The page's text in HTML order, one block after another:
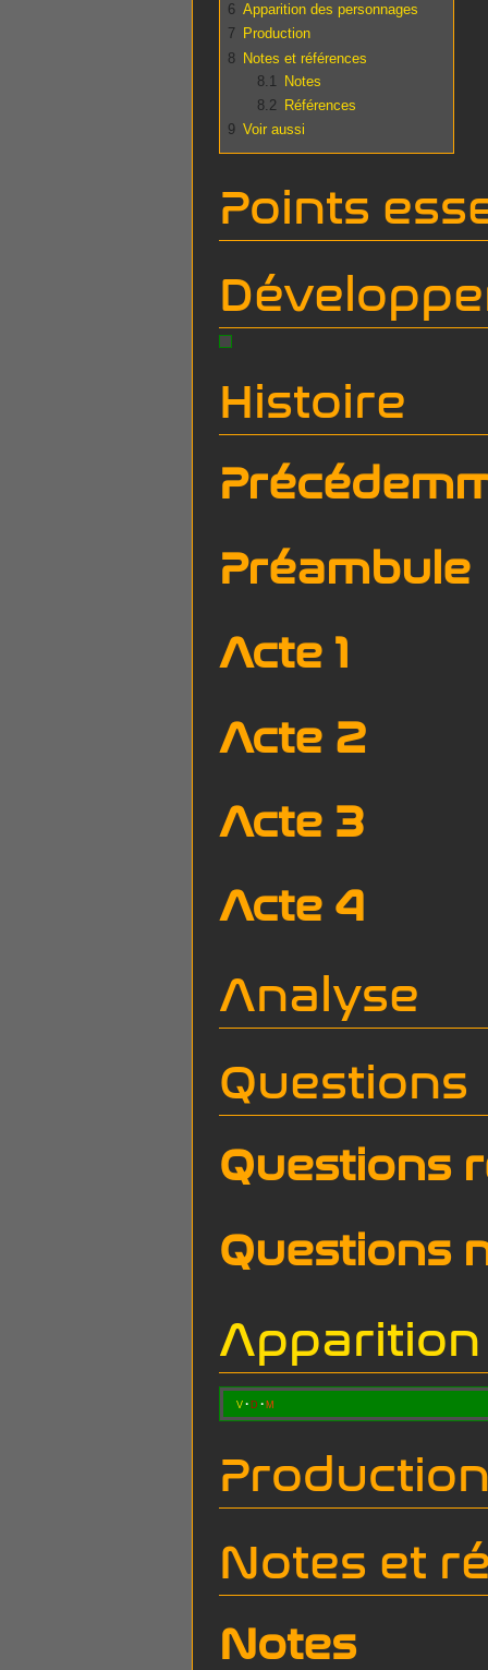
6 Apparition des personnages
7 Production
8 Notes et références
8.1
Notes
8.2
Références
9 Voir aussi
Points
Histoire
Préambule
Acte 1
Acte 2
Acte 3
Acte 4
Analyse
Questions
Questions
Questions
v d m
Notes et
Notes